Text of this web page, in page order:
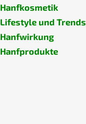
Hanfkosmetik
Lifestyle und Trends
Hanfwirkung
Hanfprodukte